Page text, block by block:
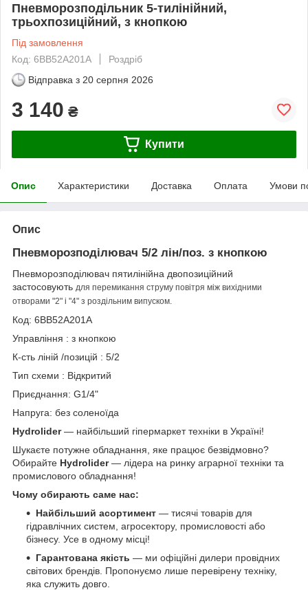
Пневморозподільник 5-тилінійний,
трьохпозиційний, з кнопкою
Під замовлення
Код: 6BB52A201A
Роздріб
Відправка з 20 серпня 2026
3 140 ₴
Купити
Опис Характеристики Доставка Оплата Умови
Опис
Пневморозподілювач 5/2 лін/поз. з кнопкою
Пневморозподілювач пятилінійна двопозиційний
застосовують для перемикання струму повітря між вихідними
отворами "2" і "4" з роздільним випуском.
Код: 6ВВ52А201А
Управління : з кнопкою
К-сть ліній /позицій : 5/2
Тип схеми : Відкритий
Приєднання: G1/4"
Напруга: без соленоїда
Hydrolider— найбільший гіпермаркет техніки в Україні!
Шукаєте потужне обладнання, яке працює безвідмовно?
Обирайте Hydrolider— лідера на ринку аграрної техніки та
промислового обладнання!
Чому обирають саме нас:
Найбільший асортимент — тисячі товарів для
гідравлічних систем, агросектору, промисловості або
бізнесу. Усе в одному місці!
Гарантована якість — ми офіційні дилери провідних
світових брендів. Пропонуємо лише перевірену техніку,
яка служить довго.